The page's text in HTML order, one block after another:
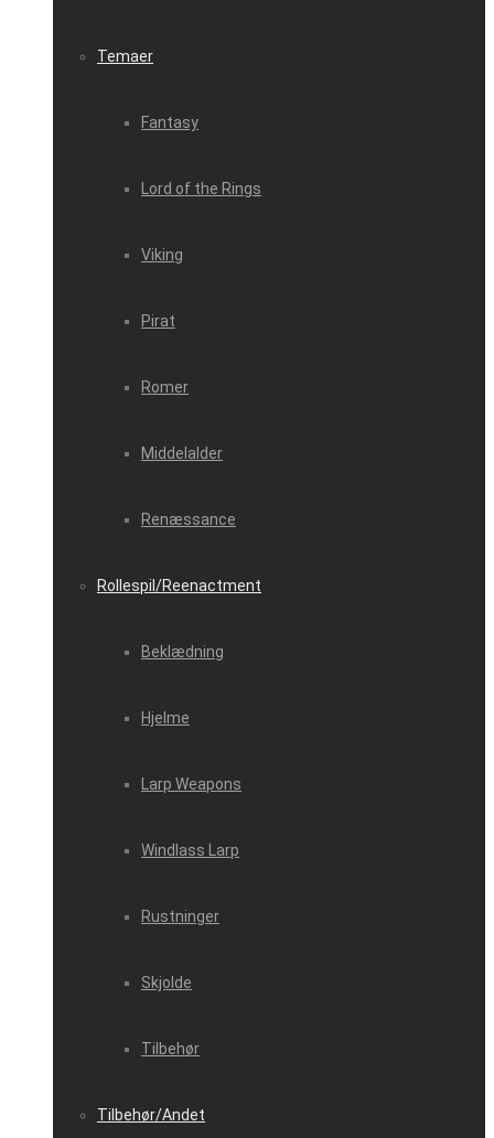
Temaer
Fantasy
Lord of the Rings
Viking
Pirat
Romer
Middelalder
Renæssance
Rollespil/Reenactment
Beklædning
Hjelme
Larp Weapons
Windlass Larp
Rustninger
Skjolde
Tilbehør
Tilbehør/Andet